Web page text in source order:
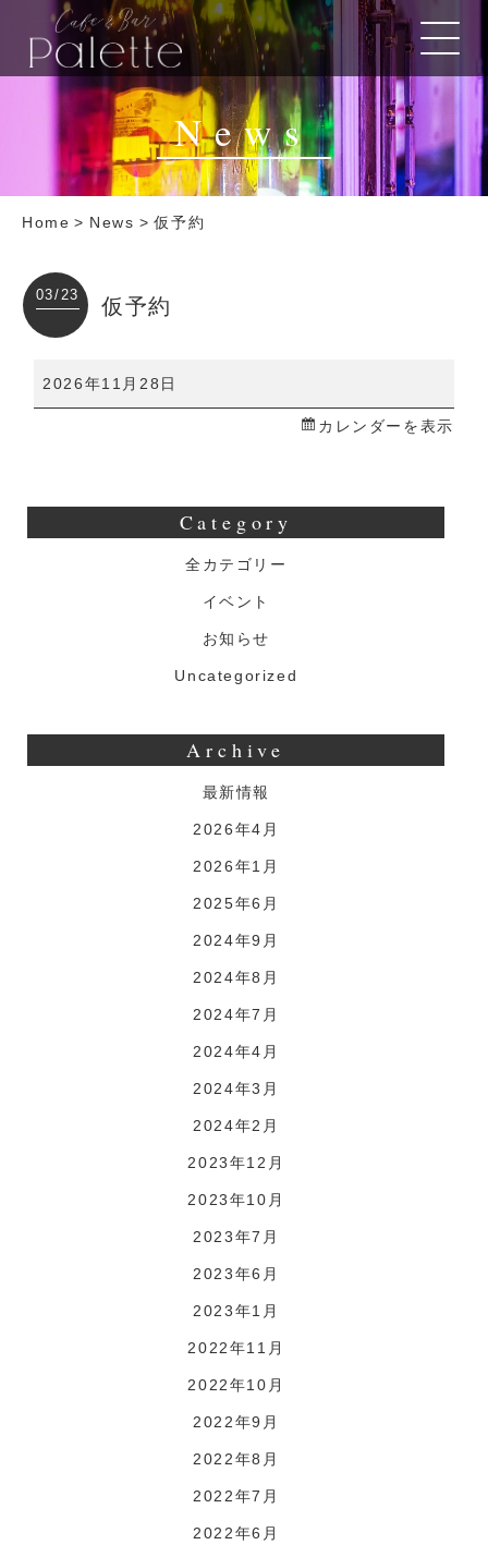
News
Home > News > 仮予約
03/23 仮予約
予
2026年11月28日
カレンダーを表示
Category
全カテゴリー
イベント
お知らせ
Uncategorized
Archive
最新情報
2026年4月
2026年1月
2025年6月
2024年9月
2024年8月
2024年7月
2024年4月
2024年3月
2024年2月
2023年12月
2023年10月
2023年7月
2023年6月
2023年1月
2022年11月
2022年10月
2022年9月
2022年8月
2022年7月
2022年6月